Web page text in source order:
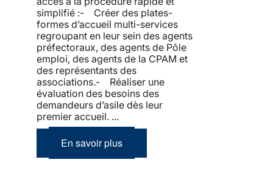
simplifié :- Créer des plates-
formes d’accueil multi-services
regroupant en leur sein des agents
préfectoraux, des agents de Pôle
emploi, des agents de la CPAM et
des représentants des
associations.- Réaliser une
évaluation des besoins des
demandeurs d’asile dès leur
premier accueil. ...
En savoir plus